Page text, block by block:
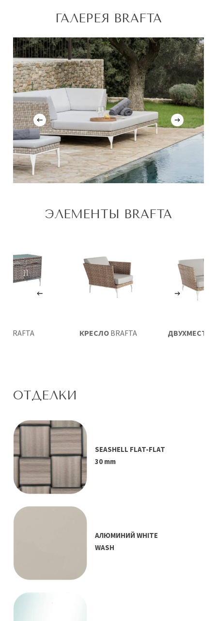
ГАЛЕРЕЯ BRAFTA
ЭЛЕМЕНТЫ BRAFTA
КРЕСЛО BRAFTA
BRAFTA
ОТДЕЛКИ
SEASHELL FLAT-FLAT
30 mm
АЛЮМИНИЙ WHITE
WASH